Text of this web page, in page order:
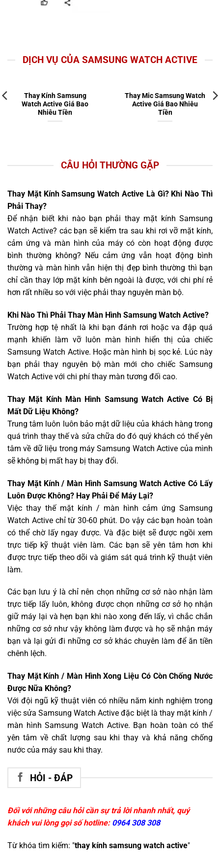
DỊCH VỤ CỦA SAMSUNG WATCH ACTIVE
Thay Kính Samsung
Watch Active Giá Bao
Nhiêu Tiền
Thay Mic Samsung Watch
Active Giá Bao Nhiêu
Tiền
CÂU HỎI THƯỜNG GẶP
Thay Mặt Kính Samsung Watch Active Là Gì? Khi Nào Thì
Phải Thay?
Để nhận biết khi nào bạn phải thay mặt kính Samsung
Watch Active? các bạn sẽ kiểm tra sau khi rơi vỡ mặt kính,
cảm ứng và màn hình của máy có còn hoạt động được
bình thường không? Nếu cảm ứng vẫn hoạt động bình
thường và màn hình vẫn hiện thị đẹp bình thường thì bạn
chỉ cần thay lớp mặt kính bên ngoài là được, với chi phí rẻ
hơn rất nhiều so với việc phải thay nguyên màn bộ.
Khi Nào Thì Phải Thay Màn Hình Samsung Watch Active?
Trường hợp tệ nhất là khi bạn đánh rơi hoặc va đập quá
mạnh khiến làm vỡ luôn màn hình hiển thị của chiếc
Samsung Watch Active. Hoặc màn hình bị sọc kẻ. Lúc này
bạn phải thay nguyên bộ màn mới cho chiếc Samsung
Watch Active với chi phí thay màn tương đối cao.
Thay Mặt Kính Màn Hình Samsung Watch Active Có Bị
Mất Dữ Liệu Không?
Trung tâm luôn luôn bảo mật dữ liệu của khách hàng trong
quá trình thay thế và sửa chữa do đó quý khách có thể yên
tâm về dữ liệu trong máy Samsung Watch Active của mình
sẽ không bị mất hay bị thay đổi.
Thay Mặt Kính / Màn Hình Samsung Watch Active Có Lấy
Luôn Được Không? Hay Phải Để Máy Lại?
Việc thay thế mặt kính / màn hình cảm ứng Samsung
Watch Active chỉ từ 30-60 phút. Do vậy các bạn hoàn toàn
có thể chờ lấy ngay được. Và đặc biệt sẽ được ngồi xem
trực tiếp kỹ thuật viên làm. Các bạn sẽ yên tâm hơn khi
được trực tiếp theo dõi và giám sát quá trình kỹ thuật viên
làm.
Các bạn lưu ý là chỉ nên chọn những cơ sở nào nhận làm
trực tiếp lấy luôn, không được chọn những cơ sở họ nhận
giữ máy lại và hẹn bạn khi nào xong đến lấy, vì chắc chắn
những cơ sở như vậy không làm được và họ sẽ nhận máy
bạn và lại gửi đi những cơ sở khác chuyên làm để ăn tiền
chênh lệch.
Thay Mặt Kính / Màn Hình Xong Liệu Có Còn Chống Nước
Được Nữa Không?
Với đội ngũ kỹ thuật viên có nhiều năm kinh nghiệm trong
việc sửa Samsung Watch Active đặc biệt là thay mặt kính /
màn hình Samsung Watch Active. Bạn hoàn toàn có thể
yên tâm về chất lượng sau khi thay và khả năng chống
nước của máy sau khi thay.
HỎI - ĐÁP
Đối với những câu hỏi cần sự trả lời nhanh nhất, quý
khách vui lòng gọi số hotline: 0964 308 308
Từ khóa tìm kiếm: "thay kính samsung watch active"